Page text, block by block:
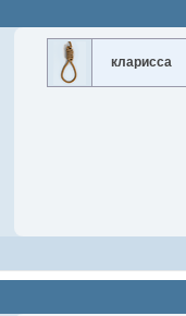
кларисса